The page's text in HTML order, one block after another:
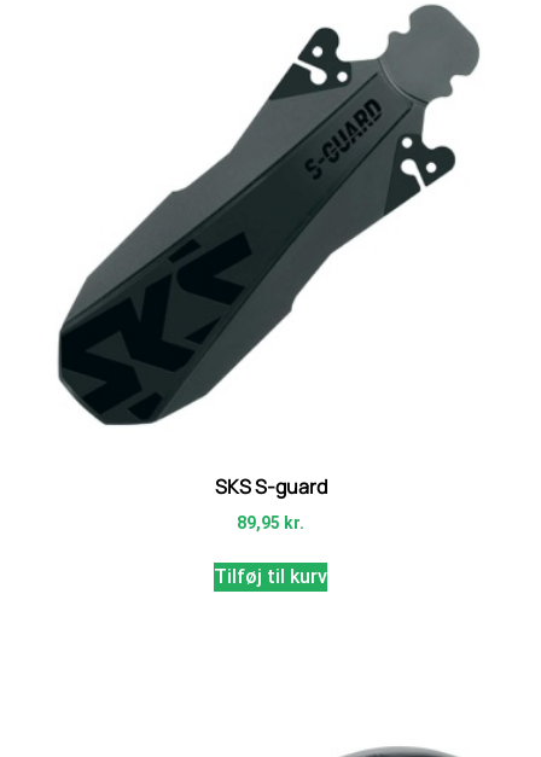
SKS S-guard
89,95 kr.
Tilføj til kurv